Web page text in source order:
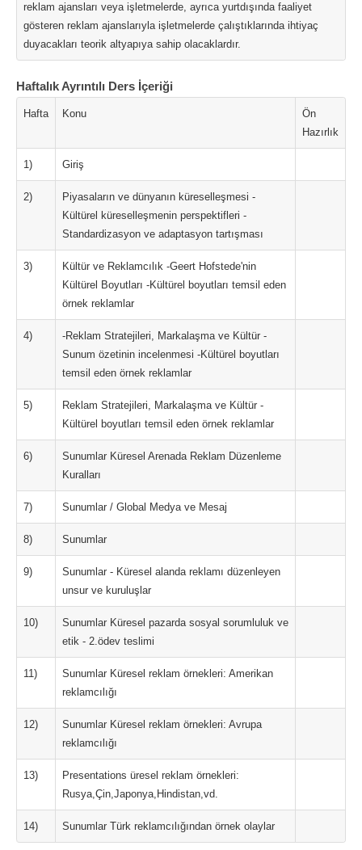
reklam ajansları veya işletmelerde, ayrıca yurtdışında faaliyet
gösteren reklam ajanslarıyla işletmelerde çalıştıklarında ihtiyaç
duyacakları teorik altyapıya sahip olacaklardır.
Haftalık Ayrıntılı Ders İçeriği
Hafta Konu
Ön
Hazırlık
1) Giriş
2)
Piyasaların ve dünyanın küreselleşmesi -
Kültürel küreselleşmenin perspektifleri -
Standardizasyon ve adaptasyon tartışması
3)
Kültür ve Reklamcılık -Geert Hofstede'nin
Kültürel Boyutları -Kültürel boyutları temsil eden
örnek reklamlar
4)
-Reklam Stratejileri, Markalaşma ve Kültür -
Sunum özetinin incelenmesi -Kültürel boyutları
temsil eden örnek reklamlar
5)
Reklam Stratejileri, Markalaşma ve Kültür -
Kültürel boyutları temsil eden örnek reklamlar
6)
Sunumlar Küresel Arenada Reklam Düzenleme
Kuralları
7) Sunumlar / Global Medya ve Mesaj
8) Sunumlar
9)
Sunumlar - Küresel alanda reklamı düzenleyen
unsur ve kuruluşlar
10)
Sunumlar Küresel pazarda sosyal sorumluluk ve
etik - 2.ödev teslimi
11)
Sunumlar Küresel reklam örnekleri: Amerikan
reklamcılığı
12)
Sunumlar Küresel reklam örnekleri: Avrupa
reklamcılığı
13)
Presentations üresel reklam örnekleri:
Rusya,Çin,Japonya,Hindistan,vd.
14) Sunumlar Türk reklamcılığından örnek olaylar